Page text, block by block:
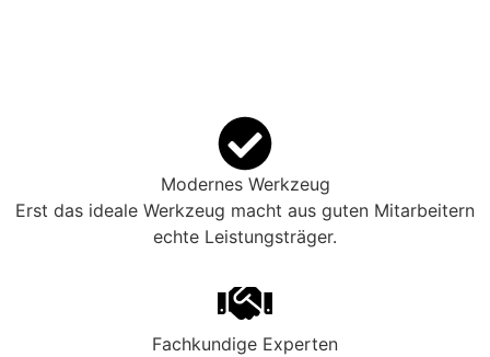
Modernes Werkzeug
Erst das ideale Werkzeug macht aus guten Mitarbeitern
echte Leistungsträger.
Fachkundige Experten